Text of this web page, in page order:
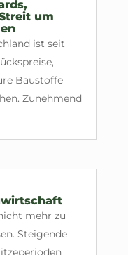
um
ist seit
Baustoffe
Zunehmend
mehr zu
Steigende